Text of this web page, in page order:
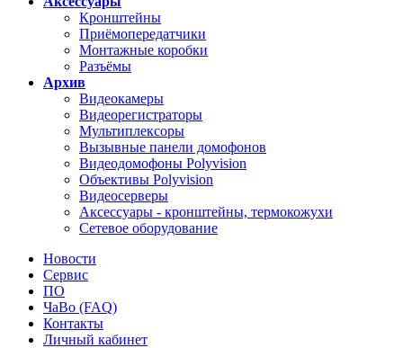
Кронштейны
Приёмопередатчики
Монтажные коробки
Разъёмы
Архив
Видеокамеры
Видеорегистраторы
Мультиплексоры
Вызывные панели домофонов
Видеодомофоны Polyvision
Объективы Polyvision
Видеосерверы
Аксессуары - кронштейны, термокожухи
Сетевое оборудование
Новости
Сервис
ПО
ЧаВо (FAQ)
Контакты
Личный кабинет